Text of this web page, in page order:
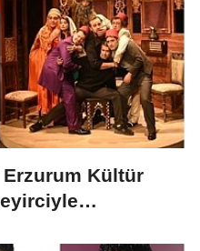
Erzurum Kültür